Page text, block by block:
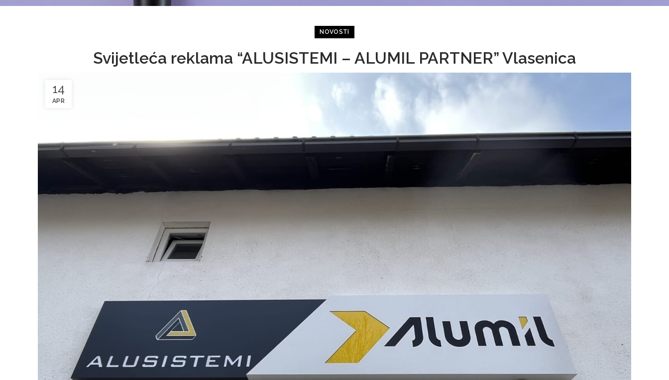
NOVOSTI
Svijetleća reklama “ALUSISTEMI – ALUMIL PARTNER” Vlasenica
14
APR